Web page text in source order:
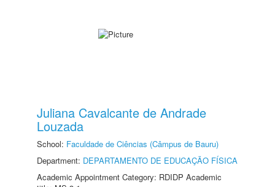
Juliana Cavalcante de Andrade
Louzada
School: Faculdade de Ciências (Câmpus de Bauru)
Department: DEPARTAMENTO DE EDUCAÇÃO FÍSICA
Academic Appointment Category: RDIDP Academic